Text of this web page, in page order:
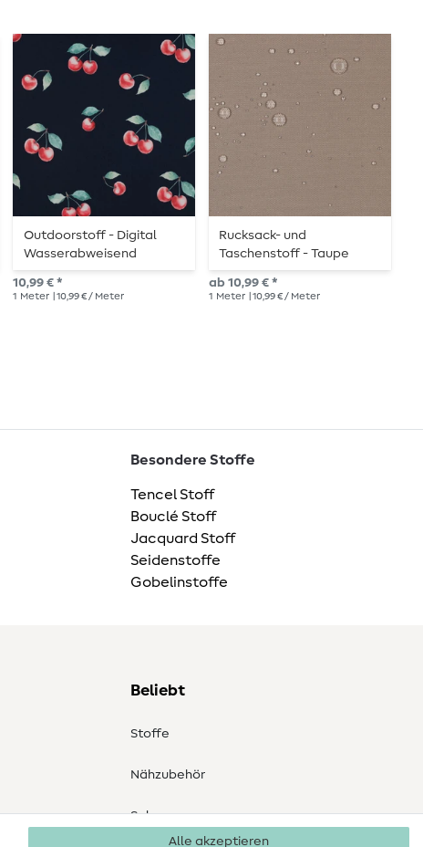
Outdoorstoff - Digital
Wasserabweisend
Kirschen Navy
10,99 € *
1 Meter | 10,99 € / Meter
Rucksack- und
Taschenstoff - Taupe
ab 10,99 € *
1 Meter | 10,99 € / Meter
Besondere Stoffe
Tencel Stoff
Bouclé Stoff
Jacquard Stoff
Seidenstoffe
Gobelinstoffe
Beliebt
Stoffe
Nähzubehör
Sale
Alle akzeptieren